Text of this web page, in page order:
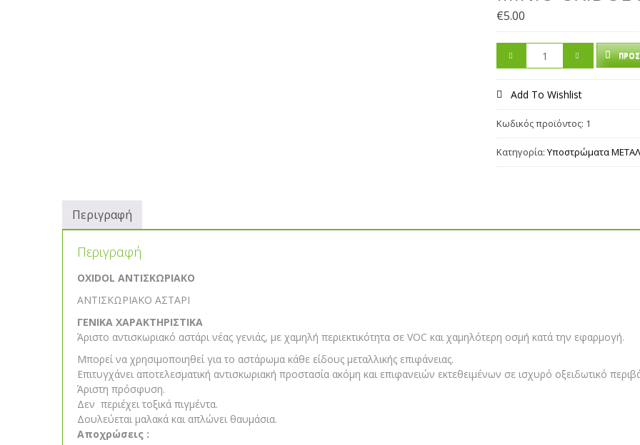
€5.00
Add To Wishlist
Κωδικός προϊόντος: 1
Κατηγορία:Υποστρώματα
Περιγραφή
Περιγραφή
OXIDOL ΑΝΤΙΣΚΩΡΙΑΚΟ
ΑΝΤΙΣΚΩΡΙΑΚΟ ΑΣΤΑΡΙ
ΓΕΝΙΚΑ ΧΑΡΑΚΤΗΡΙΣΤΙΚΑ
Άριστο αντισκωριακό αστάρι νέας γενιάς, με χαμηλή περιεκτικότητα σε VOC και χαμηλότερη οσμή κατά την εφαρμογή.
Μπορεί να χρησιμοποιηθεί για το αστάρωμα κάθε είδους μεταλλικής επιφάνειας.
Επιτυγχάνει αποτελεσματική αντισκωριακή προστασία ακόμη και επιφανειών εκτεθειμένων σε ισχυρό οξειδωτικό
Άριστη πρόσφυση.
Δεν περιέχει τοξικά πιγμέντα.
Δουλεύεται μαλακά και απλώνει θαυμάσια.
Αποχρώσεις :